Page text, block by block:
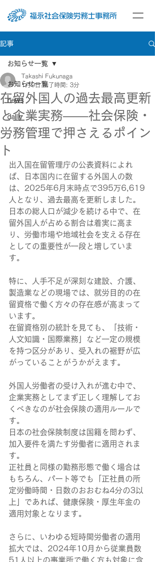
記事
お知らせ一覧
news
daily
お知らせ一覧
在留外国人の過去最高更新
と企業実務――社会保険・
労務管理で押さえるポイン
ト
Takashi Fukunaga
1月9日 読了時間: 3分
出入国在留管理庁の公表資料によれ
ば、日本国内に在留する外国人の数
は、2025年6月末時点で395万6,619
人となり、過去最高を更新しました。
日本の総人口が減少を続ける中で、在
留外国人が占める割合は着実に高ま
り、労働市場や地域社会を支える存在
としての重要性が一段と増していま
す。
特に、人手不足が深刻な建設、介護、
製造業などの現場では、就労目的の在
留資格で働く方々の存在感が高まって
います。
在留資格別の統計を見ても、「技術・
人文知識・国際業務」など一定の規模
を持つ区分があり、受入れの裾野が広
がっていることがうかがえます。
外国人労働者の受け入れが進む中で、
企業実務としてまず正しく理解してお
くべきなのが社会保険の適用ルールで
す。
日本の社会保険制度は国籍を問わず、
加入要件を満たす労働者に適用されま
す。
正社員と同様の勤務形態で働く場合は
もちろん、パート等でも「正社員の所
定労働時間・日数のおおむね4分の3以
上」であれば、健康保険・厚生年金の
適用対象となります。
さらに、いわゆる短時間労働者の適用
拡大では、2024年10月から従業員数
51人以上の事業所で働く方も対象に含